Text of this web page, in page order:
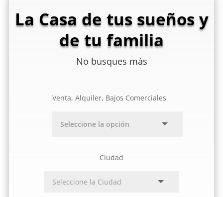
La Casa de tus sueños y
de tu familia
No busques más
Venta, Alquiler, Bajos Comerciales
Ciudad